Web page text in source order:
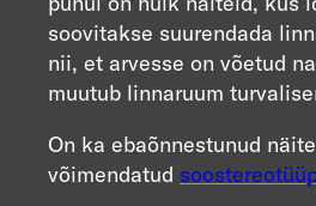
soovitakse suurendada
nii, et arvesse on võetud
muutub linnaruum
On ka ebaõnnestunud
võimendatud